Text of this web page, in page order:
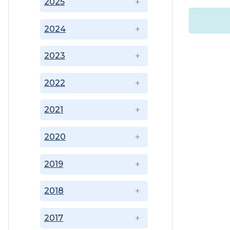
2017
2018
2019
2020
2021
2022
2023
2024